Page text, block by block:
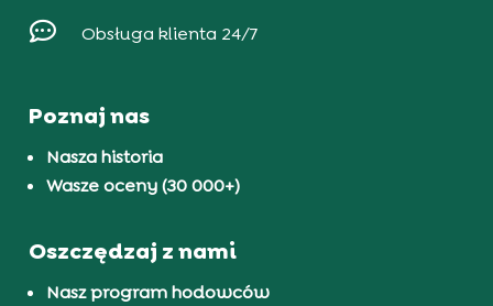
 Obsługa klienta 24/7
Poznaj nas
Nasza historia
Wasze oceny (30 000+)
Oszczędzaj z nami
Nasz program hodowców